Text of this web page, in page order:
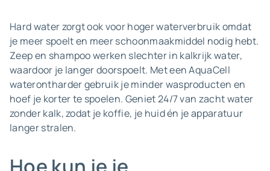
Hard water zorgt ook voor hoger waterverbruik omdat
je meer spoelt en meer schoonmaakmiddel nodig hebt.
Zeep en shampoo werken slechter in kalkrijk water,
waardoor je langer doorspoelt. Met een AquaCell
waterontharder gebruik je minder wasproducten en
hoef je korter te spoelen. Geniet 24/7 van zacht water
zonder kalk, zodat je koffie, je huid én je apparatuur
langer stralen.